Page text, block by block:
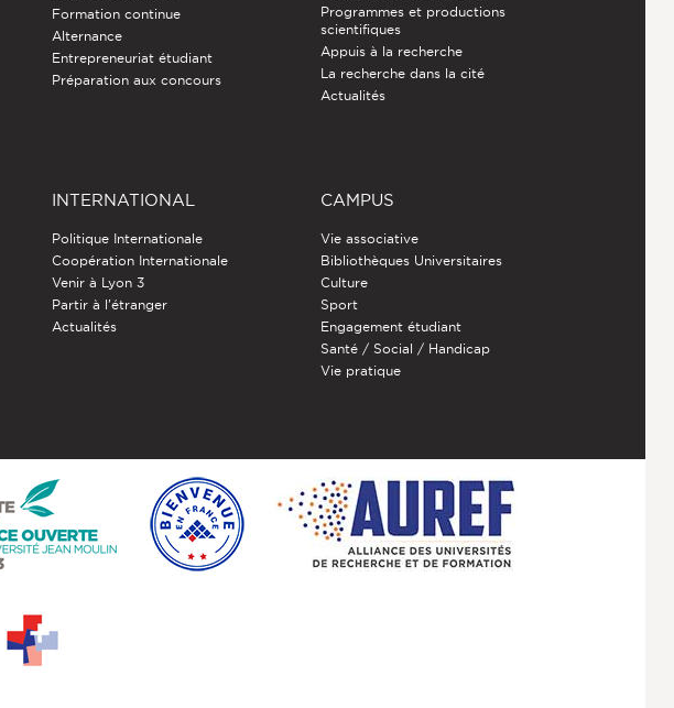
Formation continue
Alternance
Entrepreneuriat étudiant
Préparation aux concours
Programmes et productions
scientifiques
Appuis à la recherche
La recherche dans la cité
Actualités
INTERNATIONAL
Politique Internationale
Coopération Internationale
Venir à Lyon 3
Partir à l'étranger
Actualités
CAMPUS
Vie associative
Bibliothèques Universitaires
Culture
Sport
Engagement étudiant
Santé / Social / Handicap
Vie pratique